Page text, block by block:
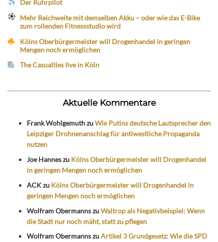
Der Ruhrpilot
Mehr Reichweite mit demselben Akku – oder wie das E-Bike
zum rollenden Fitnessstudio wird
Kölns Oberbürgermeister will Drogenhandel in geringen
Mengen noch ermöglichen
The Casualties live in Köln
Aktuelle Kommentare
Frank WohlgemuthzuWie Putins deutsche Lautsprecher den
Leipziger Drohnenanschlag für antiwestliche Propaganda
nutzen
Joe Hanneszu Kölns Oberbürgermeister will Drogenhandel
in geringen Mengen noch ermöglichen
ACKzu Kölns Oberbürgermeister will Drogenhandel in
geringen Mengen noch ermöglichen
Wolfram ObermannszuWaltrop als Negativbeispiel: Wenn
die Stadt nur noch mäht, statt zu pflegen
Wolfram ObermannszuArtikel 3 Grundgesetz: Wie die SPD